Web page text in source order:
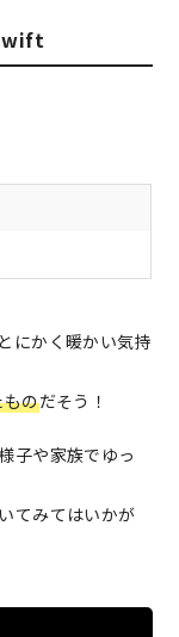
にかく暖かい気持
ものだそう！
子や家族でゆっ
てみてはいかが